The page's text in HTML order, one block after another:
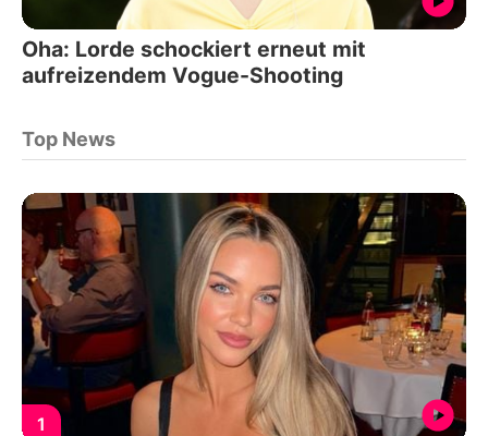
Oha: Lorde schockiert erneut mit
aufreizendem Vogue-Shooting
Top News
1